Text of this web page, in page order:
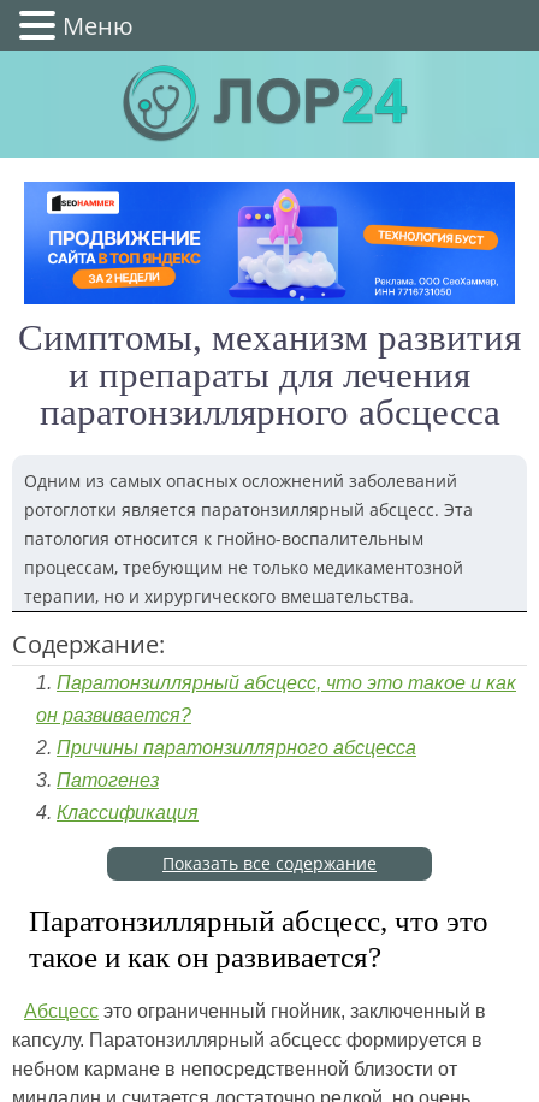
Симптомы, механизм развития
и препараты для лечения
паратонзиллярного абсцесса
Одним из самых опасных осложнений заболеваний
ротоглотки является паратонзиллярный абсцесс. Эта
патология относится к гнойно-воспалительным
процессам, требующим не только медикаментозной
терапии, но и хирургического вмешательства.
Содержание:
Паратонзиллярный абсцесс, что это такое и как
он развивается?
Причины паратонзиллярного абсцесса
Патогенез
Классификация
Показать все содержание
Паратонзиллярный абсцесс, что это
такое и как он развивается?
Абсцесс это ограниченный гнойник, заключенный в
капсулу. Паратонзиллярный абсцесс формируется в
небном кармане в непосредственной близости от
миндалин и считается достаточно редкой, но очень
Меню